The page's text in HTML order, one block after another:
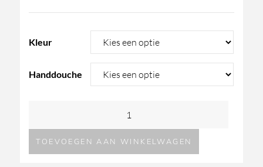
Kleur
Handdouche
Loop
badrandcombinatie
TOEVOEGEN AAN WINKELWAGEN